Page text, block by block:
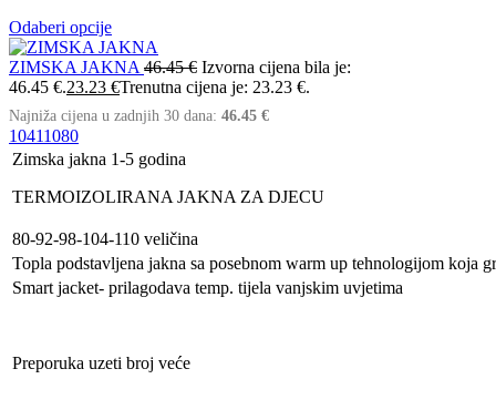
Odaberi opcije
ZIMSKA JAKNA 46.45€ Izvorna cijena bila je:
46.45 €.23.23 €Trenutna cijena je: 23.23 €.
Najniža cijena u zadnjih 30 dana: 46.45 €
10411080
Zimska jakna 1-5 godina
TERMOIZOLIRANA JAKNA ZA DJECU
80-92-98-104-110 veličina
Topla podstavljena jakna sa posebnom warm up tehnologijom koja
Smart jacket- prilagodava temp. tijela vanjskim uvjetima
Preporuka uzeti broj veće